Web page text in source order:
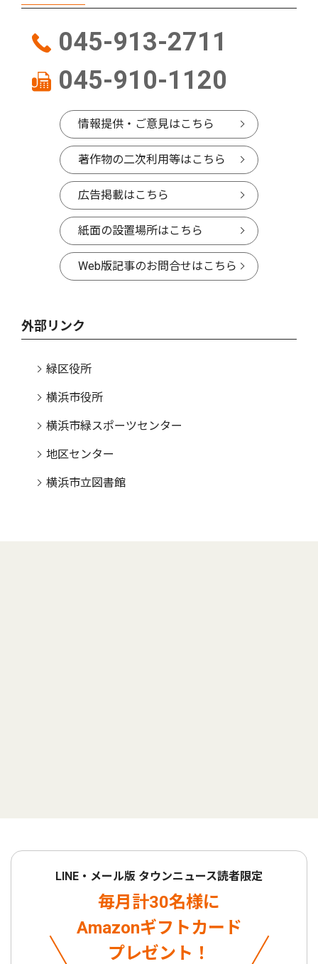
045-913-2711
045-910-1120
情報提供・ご意見はこちら
著作物の二次利用等はこちら
広告掲載はこちら
紙面の設置場所はこちら
Web版記事のお問合せはこちら
外部リンク
緑区役所
横浜市役所
横浜市緑スポーツセンター
地区センター
横浜市立図書館
LINE・メール版 タウンニュース読者限定
毎月計30名様に
Amazonギフトカード
プレゼント！